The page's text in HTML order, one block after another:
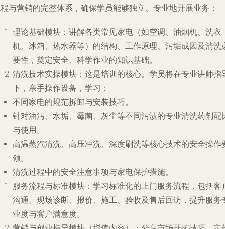
与营销的完整体系，确保学员能够独立、专业地开展业务：
理论基础模块 ：讲解各类常见家电（如空调、油烟机、洗衣
机、冰箱、热水器等）的结构、工作原理、污垢成因及清洗
要性，奠定安全、科学作业的知识基础。
清洗技术实操模块 ：这是培训的核心。学员将在专业讲师指
下，亲手操作设备，学习：
不同家电的规范拆卸与安装技巧。
针对油污、水垢、霉菌、灰尘等不同污渍的专业清洗药剂配
与使用。
高温蒸汽清洗、高压冲洗、深度刷洗等核心技术的安全操作
领。
清洗过程中的安全注意事项与家电保护措施。
服务流程与标准模块 ：学习标准化的上门服务流程，包括客
沟通、现场诊断、报价、施工、验收及售后回访，提升服务
业度与客户满意度。